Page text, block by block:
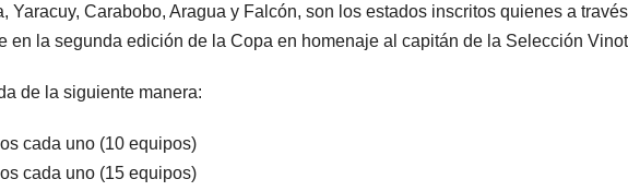
Yaracuy, Carabobo, Aragua y Falcón, son los estados inscritos quienes a
en la segunda edición de la Copa en homenaje al capitán de la Selección
de la siguiente manera:
cada uno (10 equipos)
cada uno (15 equipos)